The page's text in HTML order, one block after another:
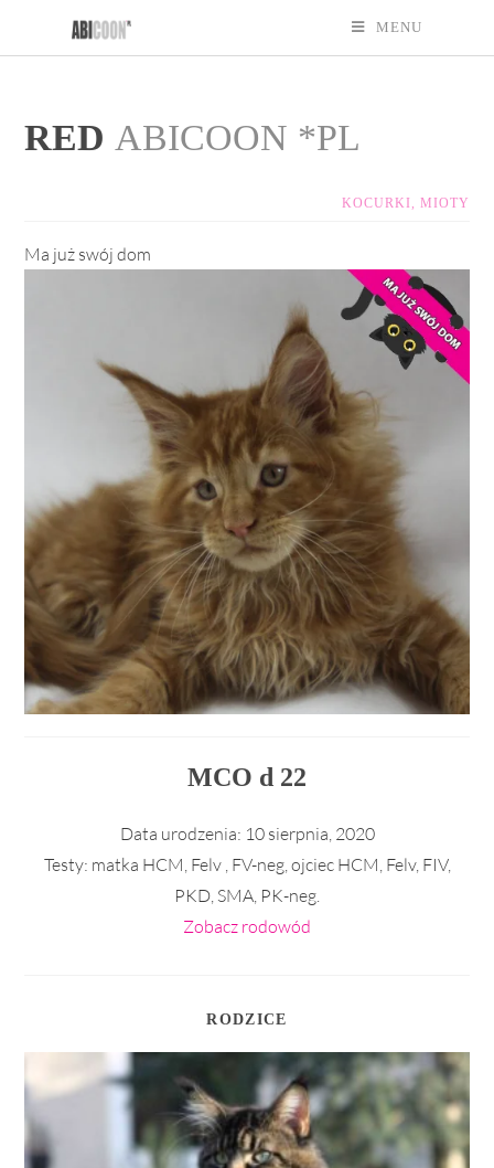
MENU
RED ABICOON *PL
KOCURKI, MIOTY
Ma już swój dom
MCO d 22
Data urodzenia: 10 sierpnia, 2020
Testy: matka HCM, Felv , FV-neg, ojciec HCM, Felv, FIV,
PKD, SMA, PK-neg.
Zobacz rodowód
RODZICE